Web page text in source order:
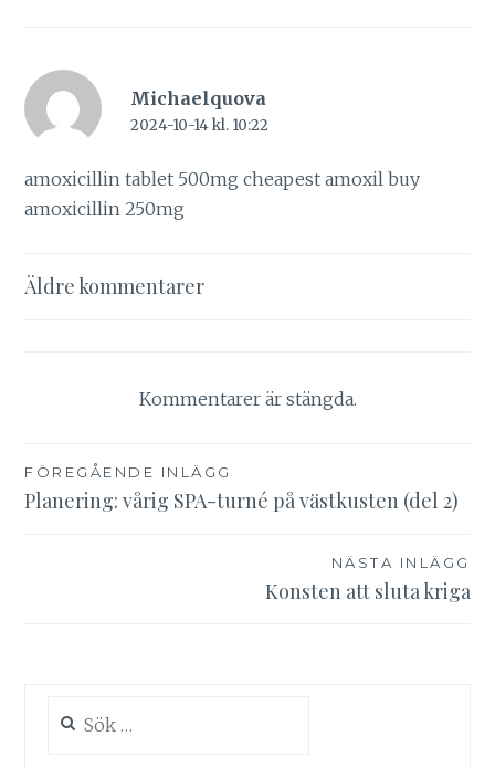
Michaelquova
2024-10-14 kl. 10:22
amoxicillin tablet 500mgcheapest amoxil buy
amoxicillin 250mg
Kommentarsnavigering
Äldre kommentarer
Kommentarer är stängda.
Inläggsnavigering
FÖREGÅENDE INLÄGG
Planering: vårig SPA-turné på västkusten (del 2)
NÄSTA INLÄGG
Konsten att sluta kriga
efter: